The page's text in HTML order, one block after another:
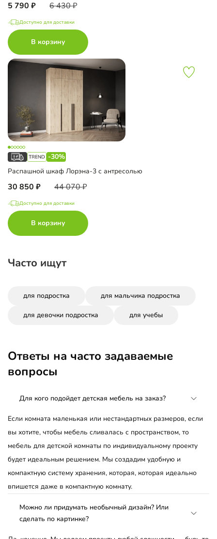
5 790 6 430
Доступно для доставки
В корзину
-30%
Распашной шкаф Лорэна-3 с антресолью
30 850 44 070
Доступно для доставки
В корзину
Часто ищут
для подростка для мальчика подростка
для девочки подростка для учебы
Ответы на часто задаваемые
вопросы
Для кого подойдет детская мебель на заказ?
Если комната маленькая или нестандартных размеров, если
вы хотите, чтобы мебель сливалась с пространством, то
мебель для детской комнаты по индивидуальному проекту
будет идеальным решением. Мы создадим удобную и
компактную систему хранения, которая, которая идеально
впишется даже в компактную комнату.
Можно ли придумать необычный дизайн? Или
сделать по картинке?